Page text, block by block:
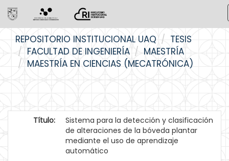
navigation
REPOSITORIO INSTITUCIONAL UAQ
TESIS
FACULTAD DE INGENIERÍA
MAESTRÍA
MAESTRÍA EN CIENCIAS (MECATRÓNICA)
Título:
Sistema para la detección y clasificación
de alteraciones de la bóveda plantar
mediante el uso de aprendizaje
automático